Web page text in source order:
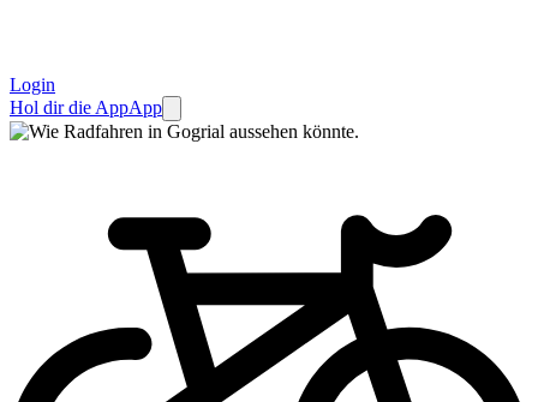
Login
Hol dir die AppApp